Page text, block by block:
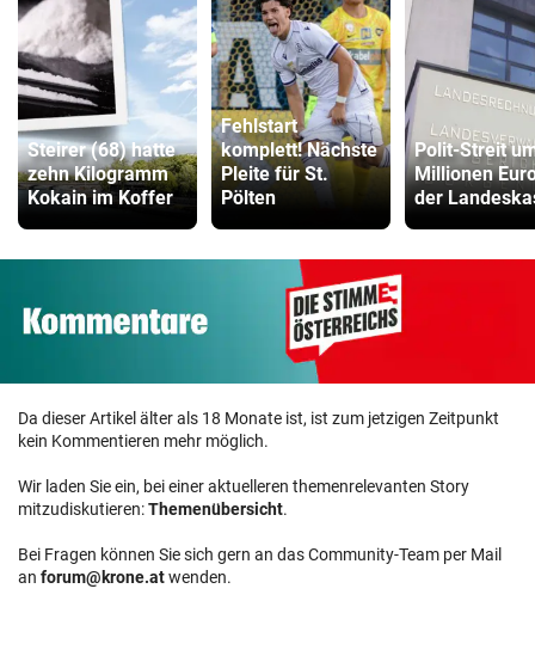
Steirer (68) hatte
zehn Kilogramm
Kokain im Koffer
Fehlstart
komplett! Nächste
Pleite für St.
Pölten
Polit-Streit
Millionen
der
Da dieser Artikel älter als 18 Monate ist, ist zum jetzigen Zeitpunkt
kein Kommentieren mehr möglich.
Wir laden Sie ein, bei einer aktuelleren themenrelevanten Story
mitzudiskutieren:Themenübersicht.
Bei Fragen können Sie sich gern an das Community-Team per Mail
an forum@krone.atwenden.